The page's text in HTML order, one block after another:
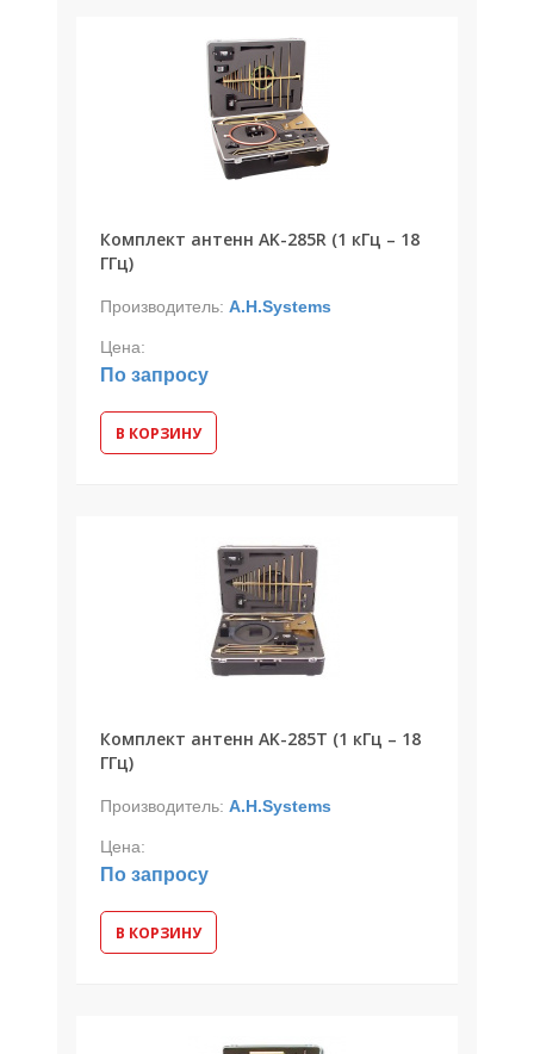
Комплект антенн AK-285R (1 кГц – 18
ГГц)
Производитель: A.H.Systems
Цена:
По запросу
В КОРЗИНУ
Комплект антенн AK-285T (1 кГц – 18
ГГц)
Производитель: A.H.Systems
Цена:
По запросу
В КОРЗИНУ